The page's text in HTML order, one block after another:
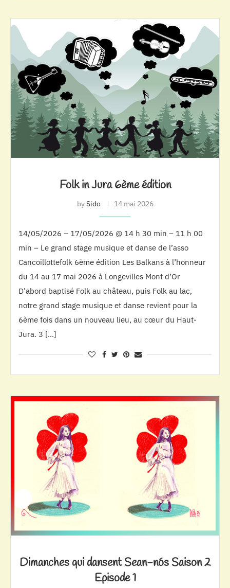
Folk in Jura 6ème édition
bySido 14 mai 2026
14/05/2026 – 17/05/2026 @ 14 h 30 min – 11 h 00
min – Le grand stage musique et danse de l’asso
Cancoillottefolk 6ème édition Les Balkans à l’honneur
du 14 au 17 mai 2026 à Longevilles Mont d’Or
D’abord baptisé Folk au château, puis Folk au lac,
notre grand stage musique et danse revient pour la
6ème fois dans un nouveau lieu, au cœur du Haut-
Jura. 3 […]
Dimanches qui dansent Sean-nós Saison 2
Episode 1